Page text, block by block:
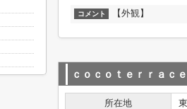
コメント 【外観】
ｃｏｃｏｔｅｒｒａｃｅ
所在地